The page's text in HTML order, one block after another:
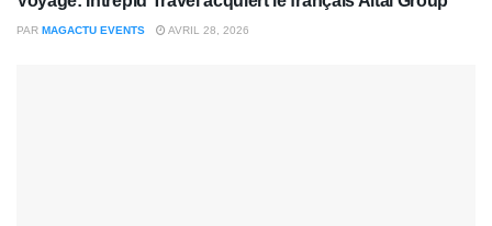
PAR MAGACTU EVENTS AVRIL 28, 2026